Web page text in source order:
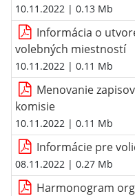
10.11.2022 | 0.13 Mb
Informácia o
volebných miestností
10.11.2022 | 0.11 Mb
Menovanie
komisie
10.11.2022 | 0.11 Mb
Informácie pre
08.11.2022 | 0.27 Mb
Harmonogram